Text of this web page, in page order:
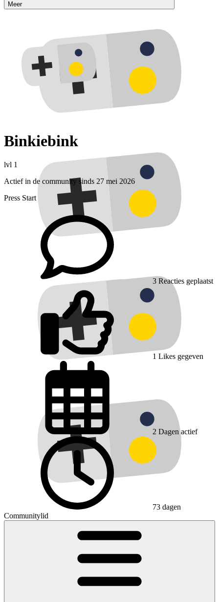
Meer
Binkiebink
lvl 1
Actief in de community sinds 27 mei 2026
Press Start
3 Reacties geplaatst
1 Likes gegeven
2 Dagen actief
73 dagen
Communitylid